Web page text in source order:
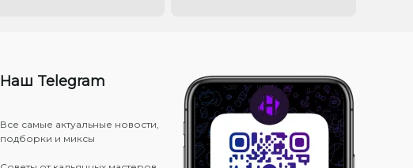
Наш Telegram
Все самые актуальные новости,
подборки и миксы